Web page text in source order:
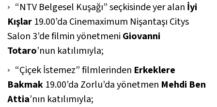
“NTV Belgesel Kuşağı” seçkisinde yer alan İyi
Kışlar 19.00’da Cinemaximum Nişantaşı Citys
Salon 3’de filmin yönetmeni Giovanni
Totaro’nun katılımıyla;
“Çiçek İstemez” filmlerinden Erkeklere
Bakmak 19.00’da Zorlu’da yönetmen Mehdi Ben
Attia’nın katılımıyla;